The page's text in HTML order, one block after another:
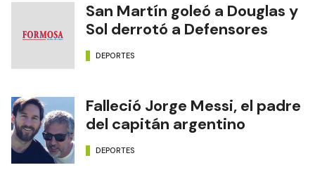
San Martín goleó a Douglas y
Sol derrotó a Defensores
DEPORTES
Falleció Jorge Messi, el padre
del capitán argentino
DEPORTES